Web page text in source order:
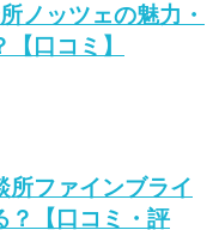
ノッツェの魅力・
口コミ】
所ファインブライ
？【口コミ・評